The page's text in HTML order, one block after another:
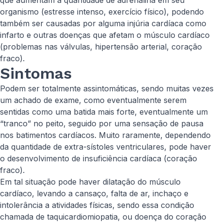
organismo (estresse intenso, exercício físico), podendo
também ser causadas por alguma injúria cardíaca como
infarto e outras doenças que afetam o músculo cardíaco
(problemas nas válvulas, hipertensão arterial, coração
fraco).
Sintomas
Podem ser totalmente assintomáticas, sendo muitas vezes
um achado de exame, como eventualmente serem
sentidas como uma batida mais forte, eventualmente um
“tranco” no peito, seguido por uma sensação de pausa
nos batimentos cardíacos. Muito raramente, dependendo
da quantidade de extra-sístoles ventriculares, pode haver
o desenvolvimento de insuficiência cardíaca (coração
fraco).
Em tal situação pode haver dilatação do músculo
cardíaco, levando a cansaço, falta de ar, inchaço e
intolerância a atividades físicas, sendo essa condição
chamada de taquicardiomiopatia, ou doença do coração